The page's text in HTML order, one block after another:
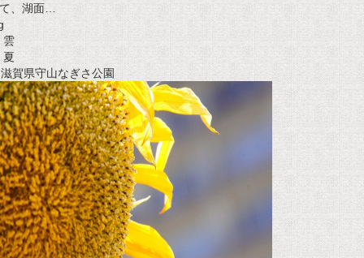
、湖面…
雲
夏
賀県守山なぎさ公園